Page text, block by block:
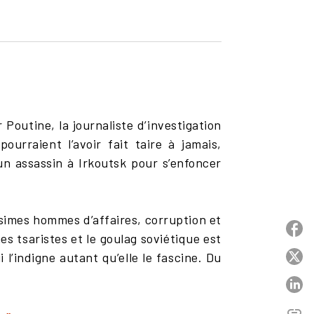
la journaliste d’investigation
l’avoir fait taire à jamais,
assassin à Irkoutsk pour s’enfoncer
hommes d’affaires, corruption et
tsaristes et le goulag soviétique est
autant qu’elle le fascine. Du